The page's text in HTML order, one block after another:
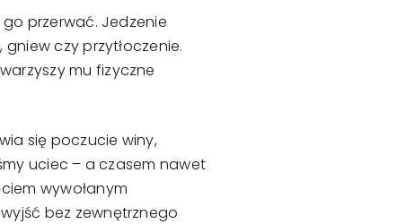
przerwać. Jedzenie
czy przytłoczenie.
mu fizyczne
się poczucie winy,
uciec – a czasem nawet
wywołanym
bez zewnętrznego